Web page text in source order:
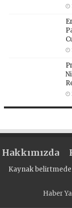
Hakkımızda
Kaynak
Haber